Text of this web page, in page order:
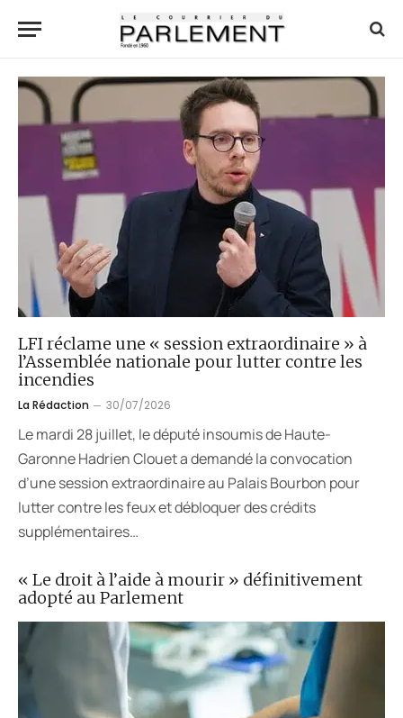
« Le droit à l’aide à mourir » définitivement
adopté au Parlement
LFI réclame une « session extraordinaire » à
l’Assemblée nationale pour lutter contre les
incendies
La Rédaction 30/07/2026
Le mardi 28 juillet, le député insoumis de Haute-
Garonne Hadrien Clouet a demandé la convocation
d’une session extraordinaire au Palais Bourbon pour
lutter contre les feux et débloquer des crédits
supplémentaires…